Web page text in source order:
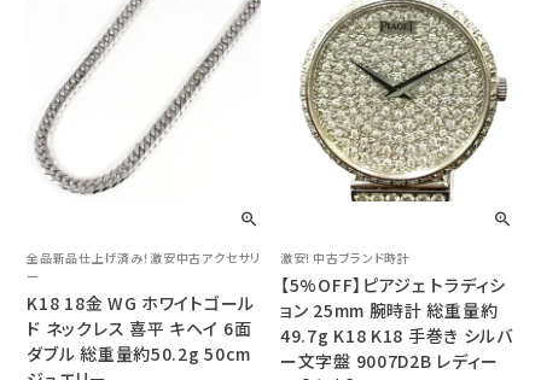
全品新品仕上げ済み！激安中古アクセサリ
ー
K18 18金 WG ホワイトゴール
ド ネックレス 喜平 キヘイ 6面
ダブル 総重量約50.2g 50cm
激安！中古ブランド時計
【5%OFF】ピアジェ トラディシ
ョン 25mm 腕時計 総重量約
49.7g K18 K18 手巻き シルバ
ー文字盤 9007D2B レディー